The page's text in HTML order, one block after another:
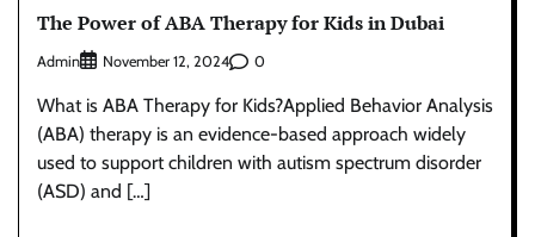
The Power of ABA Therapy for Kids in Dubai
Admin November 12, 2024 0
What is ABA Therapy for Kids?Applied Behavior Analysis
(ABA) therapy is an evidence-based approach widely
used to support children with autism spectrum disorder
(ASD) and […]